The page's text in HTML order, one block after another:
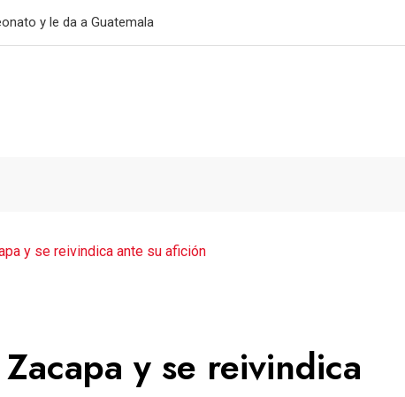
primer triunfo
y se reivindica ante su afición
y se reivindica